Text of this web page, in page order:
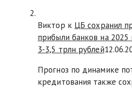
Виктор к ЦБ сохранил
прибыли банков на 2025
3-3,5 трлн рублей
Прогноз по динамике
кредитования также